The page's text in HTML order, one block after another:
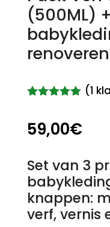
(500ML)
renoveren
5
gebaseerd
(1
59,00€
Set van 3
knappen:
verf, vernis